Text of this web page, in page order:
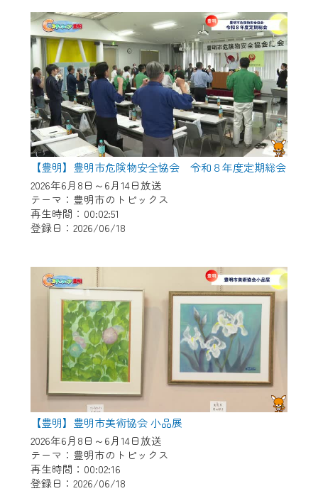
【豊明】豊明市危険物安全協会 令和８年度定期総会
2026年6月8日～6月14日放送
テーマ：豊明市のトピックス
再生時間：00:02:51
登録日：2026/06/18
【豊明】豊明市美術協会 小品展
2026年6月8日～6月14日放送
テーマ：豊明市のトピックス
再生時間：00:02:16
登録日：2026/06/18
作業の間は、CCNetWebTVの画面が「メン
テナンス中」になり、ご利用いただけませ
ん。
ご不便をおかけいたしますが、ご了承の程
よろしくお願いいたします。